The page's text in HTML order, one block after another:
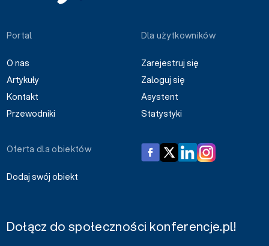
Portal
O nas
Artykuły
Kontakt
Przewodniki
Dla użytkowników
Zarejestruj się
Zaloguj się
Asystent
Statystyki
Oferta dla obiektów
Dodaj swój obiekt
Dołącz do społeczności konferencje.pl!